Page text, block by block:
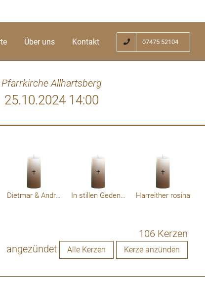
Über uns Kontakt 07475 52104
Pfarrkirche Allhartsberg
25.10.2024 14:00
miteinader verbringen durfte. Wir
Unsere aufrichtige Anteilnahme!
Kimmeswenger
Dietmar & Andrea In stillen Gedenken letzte Grüße Harreither rosina
106 Kerzen
angezündet
Alle Kerzen Kerze anzünden